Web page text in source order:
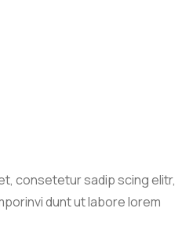
consetetur sadip scing elitr,
dunt ut labore lorem